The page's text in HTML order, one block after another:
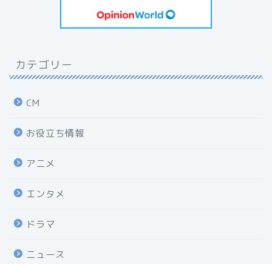
カテゴリー
CM
お役立ち情報
アニメ
エンタメ
ドラマ
ニュース